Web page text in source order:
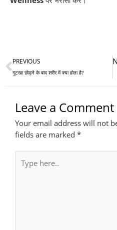
Prev
PREVIOUS
गुटखा छोड़ने के बाद शरीर में क्या होता है?
Leave a Comment
Your email address will not
fields are marked *
here..